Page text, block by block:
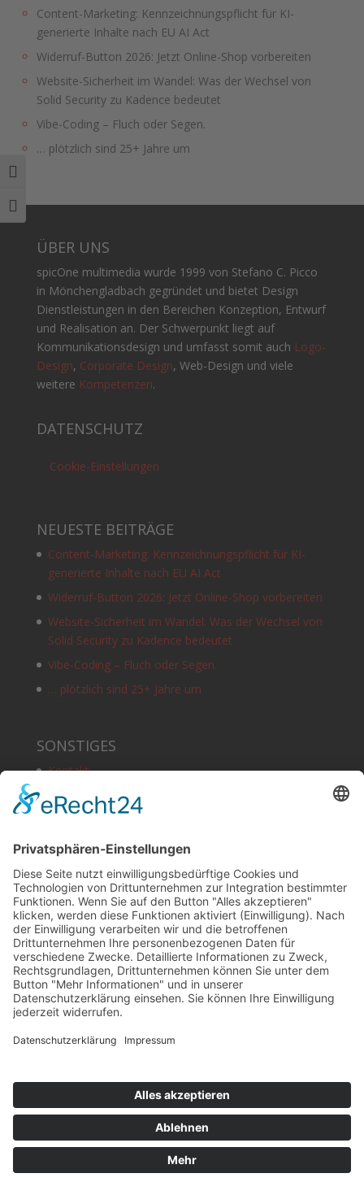
Umschalten auf hohe Kontraste
Schrift vergrößern
Content-Marketing: Kennzeichnungspflicht für KI-
generierte Inhalte nach EU AI Act
Widerruf-Button 2026: Jetzt Online-Shop vorbereiten
Website-Sicherheit im Wandel: Was der Wechsel von
Solid Security zu Kadence bedeutet
Vibe-Coding – Fluch oder Segen.
… plötzlich sind 25+ Jahre um
ÜBER UNS
spicOne multimedia wurde 1999 von Stefano C. Picco
in Mönchengladbach gegründet und bietet Design
Dienstleistungen in den Bereichen Konzeption, Entwurf
und Realisation an. Der Schwerpunkt liegt auf
Kommunikationsdesign und umfasst somit auch Logo-
Design, Corporate Design, Web-Design und viele
weitere Kompetenzen.
DATENSCHUTZ
Cookie-Einstellungen
NEUESTE BEITRÄGE
Content-Marketing: Kennzeichnungspflicht für KI-
generierte Inhalte nach EU AI Act
Widerruf-Button 2026: Jetzt Online-Shop vorbereiten
Website-Sicherheit im Wandel: Was der Wechsel von
Solid Security zu Kadence bedeutet
Vibe-Coding – Fluch oder Segen.
… plötzlich sind 25+ Jahre um
SONSTIGES
Kontakt
Schlagworte
Impressum
Datenschutz
Copyright
HOSTING
Copyright © 2021–2026 spicOne multimedia e.K.. Alle